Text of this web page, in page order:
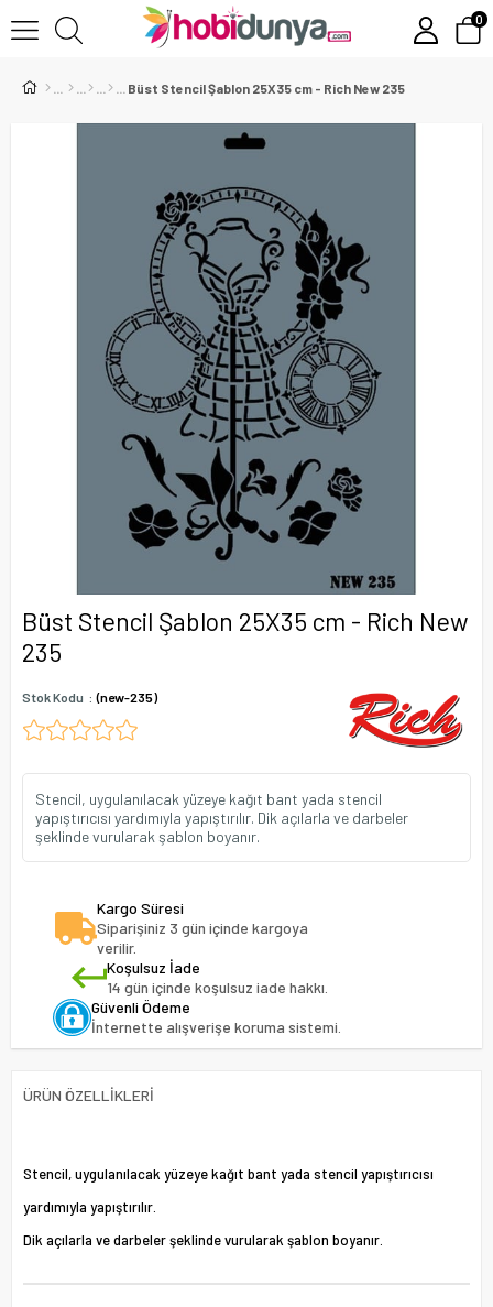
0
Büst Stencil Şablon 25X35 cm - Rich New 235
Büst Stencil Şablon 25X35 cm - Rich New
235
Stok Kodu (new-235)
Stencil, uygulanılacak yüzeye kağıt bant yada stencil
yapıştırıcısı yardımıyla yapıştırılır. Dik açılarla ve darbeler
şeklinde vurularak şablon boyanır.
Kargo Süresi
Siparişiniz 3 gün içinde kargoya
verilir.
Koşulsuz İade
14 gün içinde koşulsuz iade hakkı.
Güvenli Ödeme
İnternette alışverişe koruma sistemi.
ÜRÜN ÖZELLIKLERI
Stencil, uygulanılacak yüzeye kağıt bant yada stencil yapıştırıcısı
yardımıyla yapıştırılır.
Dik açılarla ve darbeler şeklinde vurularak şablon boyanır.